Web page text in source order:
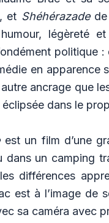
et Shéhérazade
légèreté
politique
en apparence
ancrage que
éclipsée dans le
est un film d’une
dans un camping
différences
est à l’image de
sa caméra avec